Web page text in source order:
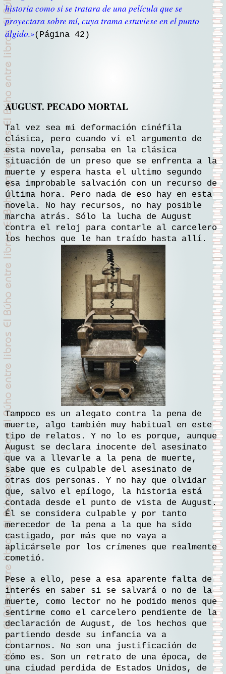
historia como si se tratara de una película que se
proyectara sobre mí, cuya trama estuviese en el punto
álgido.»(Página 42)
AUGUST. PECADO MORTAL
Tal vez sea mi deformación cinéfila
clásica, pero cuando vi el argumento de
esta novela, pensaba en la clásica
situación de un preso que se enfrenta a la
muerte y espera hasta el ultimo segundo
esa improbable salvación con un recurso de
última hora. Pero nada de eso hay en esta
novela. No hay recursos, no hay posible
marcha atrás. Sólo la lucha de August
contra el reloj para contarle al carcelero
los hechos que le han traído hasta allí.
Tampoco es un alegato contra la pena de
muerte, algo también muy habitual en este
tipo de relatos. Y no lo es porque, aunque
August se declara inocente del asesinato
que va a llevarle a la pena de muerte,
sabe que es culpable del asesinato de
otras dos personas. Y no hay que olvidar
que, salvo el epílogo, la historia está
contada desde el punto de vista de August.
Él se considera culpable y por tanto
merecedor de la pena a la que ha sido
castigado, por más que no vaya a
aplicársele por los crímenes que realmente
cometió.
Pese a ello, pese a esa aparente falta de
interés en saber si se salvará o no de la
muerte, como lector no he podido menos que
sentirme como el carcelero pendiente de la
declaración de August, de los hechos que
partiendo desde su infancia va a
contarnos. No son una justificación de
cómo es. Son un retrato de una época, de
una ciudad perdida de Estados Unidos, de